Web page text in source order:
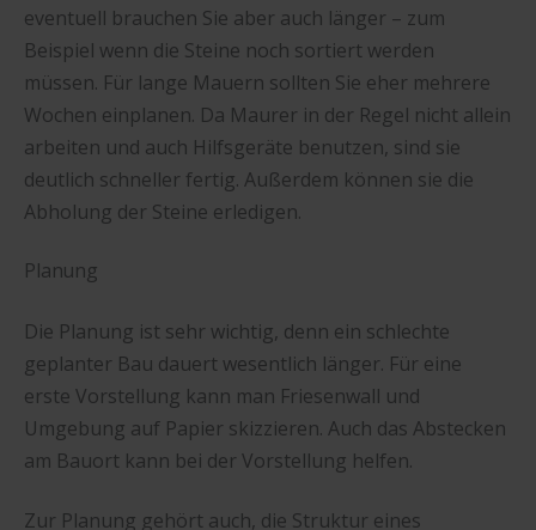
eventuell brauchen Sie aber auch länger – zum
Beispiel wenn die Steine noch sortiert werden
müssen. Für lange Mauern sollten Sie eher mehrere
Wochen einplanen. Da Maurer in der Regel nicht allein
arbeiten und auch Hilfsgeräte benutzen, sind sie
deutlich schneller fertig. Außerdem können sie die
Abholung der Steine erledigen.
Planung
Die Planung ist sehr wichtig, denn ein schlechte
geplanter Bau dauert wesentlich länger. Für eine
erste Vorstellung kann man Friesenwall und
Umgebung auf Papier skizzieren. Auch das Abstecken
am Bauort kann bei der Vorstellung helfen.
Zur Planung gehört auch, die Struktur eines